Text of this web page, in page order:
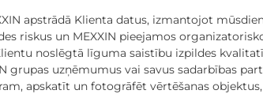
apstrādā Klienta datus, izmantojot
riskus un MEXXIN pieejamos
noslēgtā līguma saistību izpildes
grupas uzņēmumus vai savus sadarbības
apskatīt un fotogrāfēt vērtēšanas